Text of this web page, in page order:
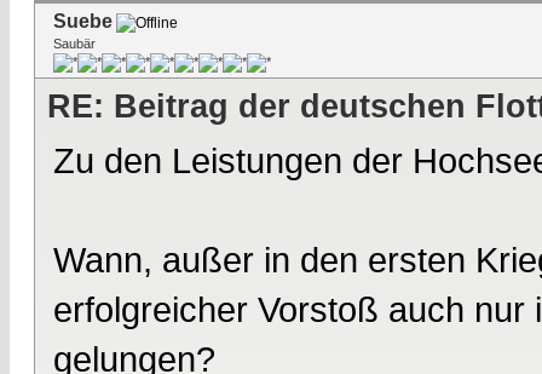
Suebe
Saubär
RE: Beitrag der deutschen
Zu den Leistungen der
Wann, außer in den ersten
erfolgreicher Vorstoß auch
gelungen?